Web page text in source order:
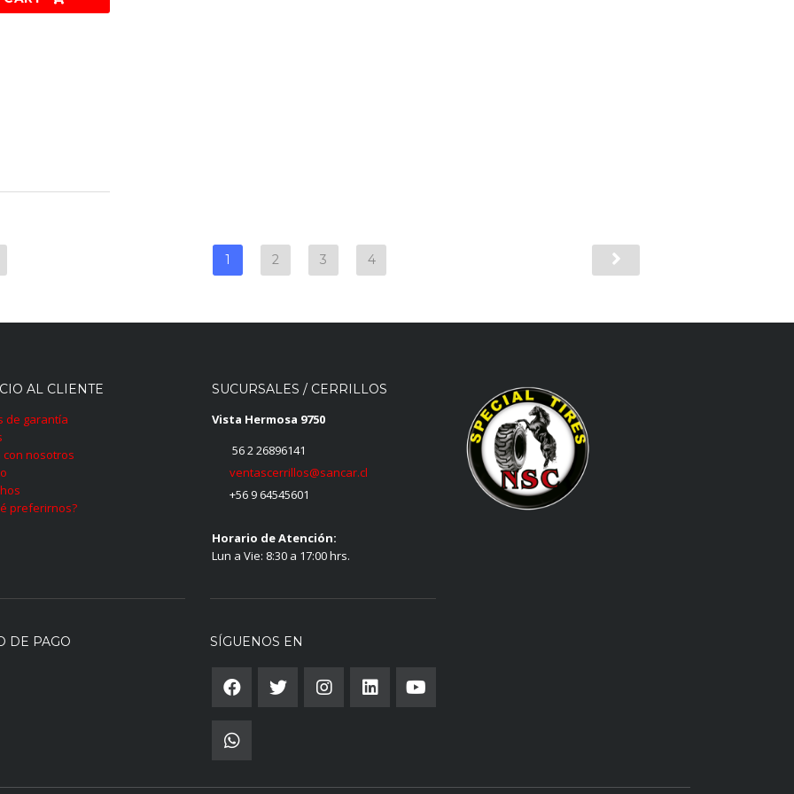
1 2 3 4
AL CLIENTE
de garantía
con nosotros
preferirnos?
SUCURSALES / CERRILLOS
Vista Hermosa 9750
56 2 26896141
ventascerrillos@sancar.cl
+56 9 64545601
Horario de Atención:
Lun a Vie: 8:30 a 17:00 hrs.
DE PAGO SÍGUENOS EN